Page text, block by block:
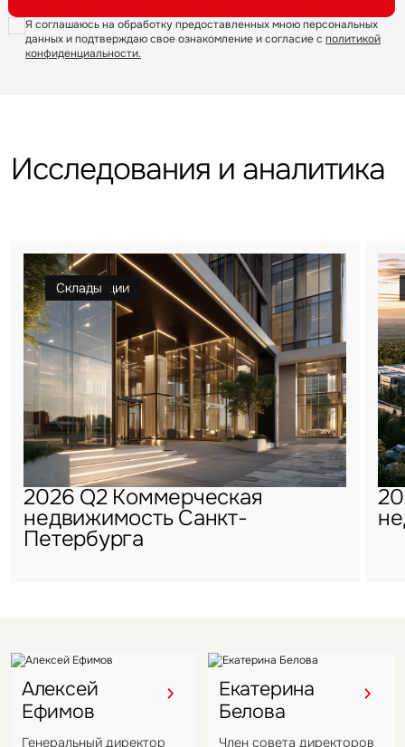
Я соглашаюсь на обработку предоставленных мною персональных
данных и подтверждаю свое ознакомление и согласие сполитикой
конфиденциальности.
Исследования и аналитика
Гостиницы
Инвестиции
Офисы
Ритейл
Склады
2026 Q2 Коммерческая
недвижимость Санкт-
Петербурга
Алексей
Ефимов
Генеральный директор
Екатерина
Белова
Член совета директоров
Уведомления
Нажимая на кнопку «Отправить», вы даете свое согласие
на обработку и использование ваших персональных данных
персональных данных